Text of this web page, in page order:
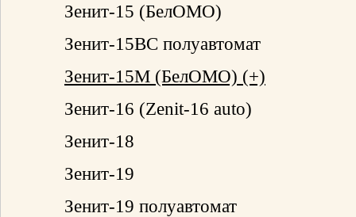
Зенит-15 (БелОМО)
Зенит-15ВС полуавтомат
Зенит-15М (БелОМО) (+)
Зенит-16 (Zenit-16 auto)
Зенит-18
Зенит-19
Зенит-19 полуавтомат